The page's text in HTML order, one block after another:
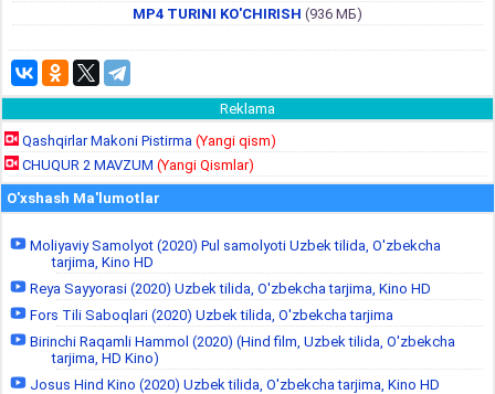
MP4 TURINI KO'CHIRISH (936 МБ)
Reklama
Qashqirlar Makoni Pistirma (Yangi qism)
CHUQUR 2 MAVZUM (Yangi Qismlar)
O'xshash Ma'lumotlar
Moliyaviy Samolyot (2020) Pul samolyoti Uzbek tilida, O'zbekcha
tarjima, Kino HD
Reya Sayyorasi (2020) Uzbek tilida, O'zbekcha tarjima, Kino HD
Fors Tili Saboqlari (2020) Uzbek tilida, O'zbekcha tarjima
Birinchi Raqamli Hammol (2020) (Hind film, Uzbek tilida, O'zbekcha
tarjima, HD Kino)
Josus Hind Kino (2020) Uzbek tilida, O'zbekcha tarjima, Kino HD